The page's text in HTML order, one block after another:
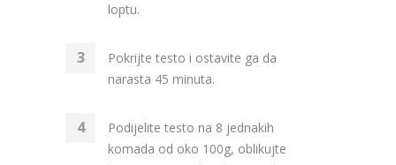
loptu.
Pokrijte testo i ostavite ga da
narasta 45 minuta.
Podijelite testo na 8 jednakih
komada od oko 100g, oblikujte